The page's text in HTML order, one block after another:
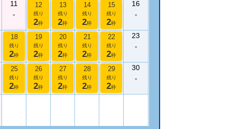
11
-
12
残り
2枠
13
残り
2枠
14
残り
2枠
15
残り
2枠
16
-
18
残り
2枠
19
残り
2枠
20
残り
2枠
21
残り
2枠
22
残り
2枠
23
-
25
残り
2枠
26
残り
2枠
27
残り
2枠
28
残り
2枠
29
残り
2枠
30
-